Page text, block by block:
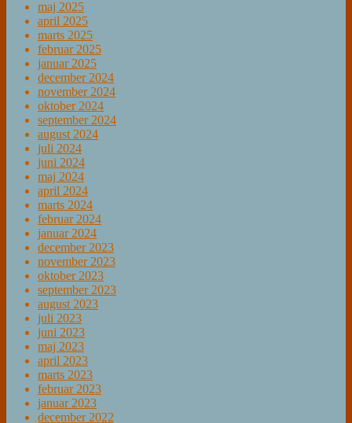
maj 2025
april 2025
marts 2025
februar 2025
januar 2025
december 2024
november 2024
oktober 2024
september 2024
august 2024
juli 2024
juni 2024
maj 2024
april 2024
marts 2024
februar 2024
januar 2024
december 2023
november 2023
oktober 2023
september 2023
august 2023
juli 2023
juni 2023
maj 2023
april 2023
marts 2023
februar 2023
januar 2023
december 2022